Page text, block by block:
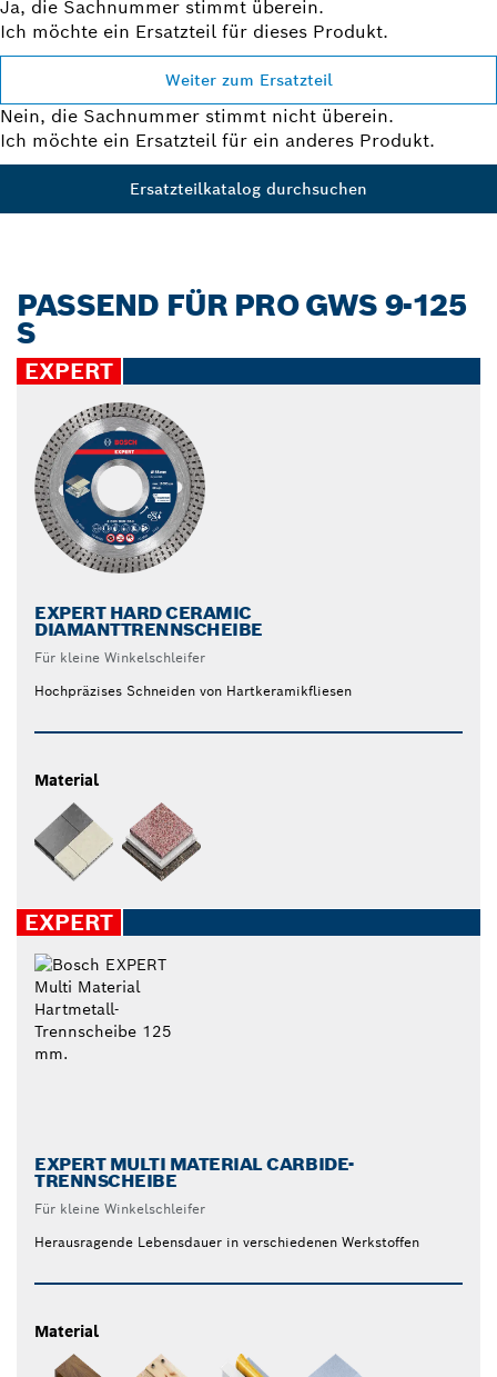
Ja, die Sachnummer stimmt überein.
Ich möchte ein Ersatzteil für dieses Produkt.
Weiter zum Ersatzteil
Nein, die Sachnummer stimmt nicht überein.
Ich möchte ein Ersatzteil für ein anderes Produkt.
Ersatzteilkatalog durchsuchen
PASSEND FÜR PRO GWS 9-125
S
EXPERT
EXPERT HARD CERAMIC
DIAMANTTRENNSCHEIBE
Für kleine Winkelschleifer
Hochpräzises Schneiden von Hartkeramikfliesen
Material
EXPERT
EXPERT MULTI MATERIAL CARBIDE-
TRENNSCHEIBE
Für kleine Winkelschleifer
Herausragende Lebensdauer in verschiedenen Werkstoffen
Material